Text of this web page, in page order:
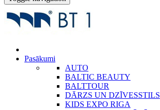
Pasākumi
AUTO
BALTIC BEAUTY
BALTTOUR
DĀRZS UN DZĪVESSTILS
KIDS EXPO RIGA